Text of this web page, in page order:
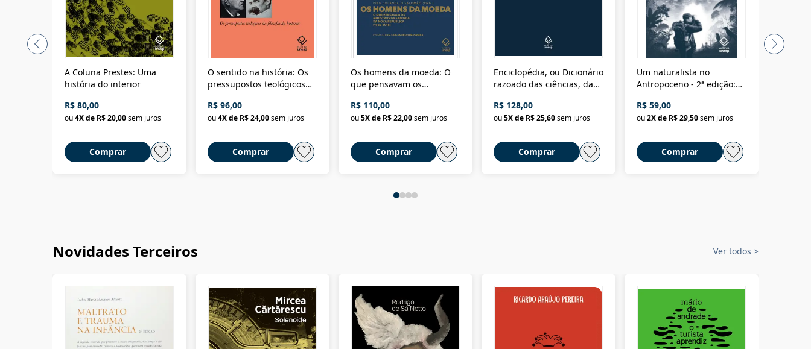
A Coluna Prestes: Uma
história do interior
R$ 80,00
ou4X de R$ 20,00sem juros
Comprar
O sentido na história: Os
pressupostos teológicos
R$ 96,00
ou4X de R$ 24,00sem juros
Comprar
Os homens da moeda: O
que pensavam os
Nova República (1985-
2018)
R$ 110,00
ou5X de R$ 22,00sem juros
Comprar
Enciclopédia, ou Dicionário
razoado das ciências, das
Civilização material
R$ 128,00
ou5X de R$ 25,60sem juros
Comprar
Um naturalista no
Antropoceno - 2ª edição:
selvagem
R$ 59,00
ou2X de R$ 29,50sem juros
Comprar
Novidades Terceiros Ver todos >